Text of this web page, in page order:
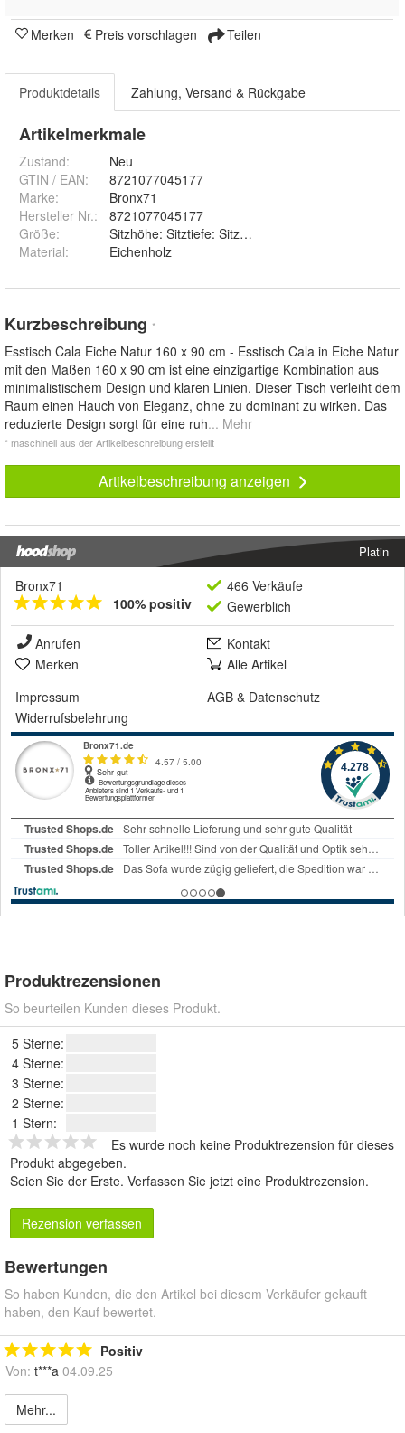
Merken Preis vorschlagen Teilen
Produktdetails Zahlung, Versand & Rückgabe
Artikelmerkmale
Zustand:
Neu
GTIN / EAN:
8721077045177
Marke:
Bronx71
Hersteller Nr.:
8721077045177
Größe:
Material: Eichenholz
Kurzbeschreibung *
Esstisch Cala Eiche Natur 160 x 90 cm - Esstisch Cala in Eiche Natur
mit den Maßen 160 x 90 cm ist eine einzigartige Kombination aus
minimalistischem Design und klaren Linien. Dieser Tisch verleiht dem
Raum einen Hauch von Eleganz, ohne zu dominant zu wirken. Das
reduzierte Design sorgt für eine ruh... Mehr
* maschinell aus der Artikelbeschreibung erstellt
Artikelbeschreibung anzeigen
Platin
Bronx71
100% positiv
466 Verkäufe
Gewerblich
Anrufen
Kontakt
Merken
Alle Artikel
Impressum
AGB & Datenschutz
Widerrufsbelehrung
Produktrezensionen
So beurteilen Kunden dieses Produkt.
5 Sterne:
4 Sterne:
3 Sterne:
2 Sterne:
1 Stern:
Es wurde noch keine Produktrezension für dieses
Produkt abgegeben.
Seien Sie der Erste. Verfassen Sie jetzt eine Produktrezension.
Rezension verfassen
Bewertungen
So haben Kunden, die den Artikel bei diesem Verkäufer gekauft
haben, den Kauf bewertet.
Positiv
Von: t***a 04.09.25
Mehr...